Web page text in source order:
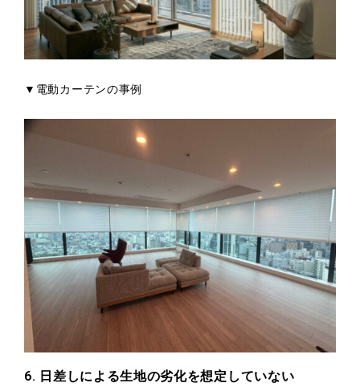
▼電動カーテンの事例
6. 日差しによる生地の劣化を想定していない